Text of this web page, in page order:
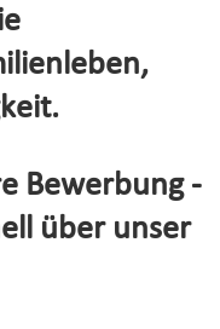
Bewerbung -
über unser